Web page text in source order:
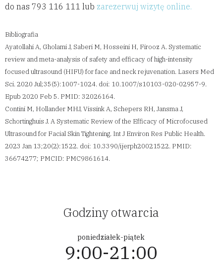
do nas 793 116 111 lub zarezerwuj wizytę online.
Bibliografia
Ayatollahi A, Gholami J, Saberi M, Hosseini H, Firooz A. Systematic
review and meta-analysis of safety and efficacy of high-intensity
focused ultrasound (HIFU) for face and neck rejuvenation. Lasers Med
Sci. 2020 Jul;35(5):1007-1024. doi: 10.1007/s10103-020-02957-9.
Epub 2020 Feb 5. PMID: 32026164.
Contini M, Hollander MHJ, Vissink A, Schepers RH, Jansma J,
Schortinghuis J. A Systematic Review of the Efficacy of Microfocused
Ultrasound for Facial Skin Tightening. Int J Environ Res Public Health.
2023 Jan 13;20(2):1522. doi: 10.3390/ijerph20021522. PMID:
36674277; PMCID: PMC9861614.
Godziny otwarcia
poniedziałek-piątek
9:00-21:00